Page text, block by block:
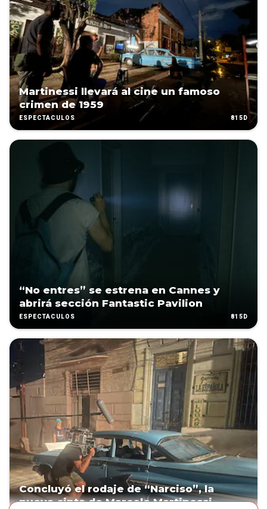
Martinessi llevará al cine un famoso
crimen de 1959
ESPECTÁCULOS 815D
“No entres” se estrena en Cannes y
abrirá sección Fantastic Pavilion
ESPECTÁCULOS 815D
Concluyó el rodaje de “Narciso”, la
nueva cinta de Marcelo Martinessi